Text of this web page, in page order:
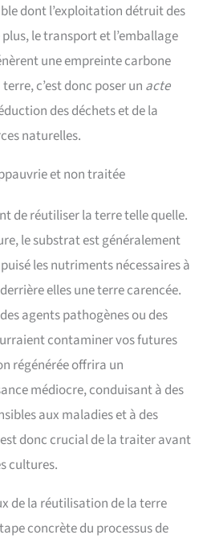
dont l’exploitation détruit des
le transport et l’emballage
une empreinte carbone
c’est donc poser un acte
des déchets et de la
naturelles.
et non traitée
de réutiliser la terre telle quelle.
le substrat est généralement
les nutriments nécessaires à
elles une terre carencée.
agents pathogènes ou des
contaminer vos futures
régénérée offrira un
médiocre, conduisant à des
aux maladies et à des
donc crucial de la traiter avant
cultures.
de la réutilisation de la terre
concrète du processus de